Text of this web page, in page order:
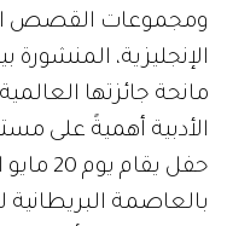
ومجموعات القصص
مانحة جائزتها
الأدبية أهميةً على
حفل
بالعاصمة